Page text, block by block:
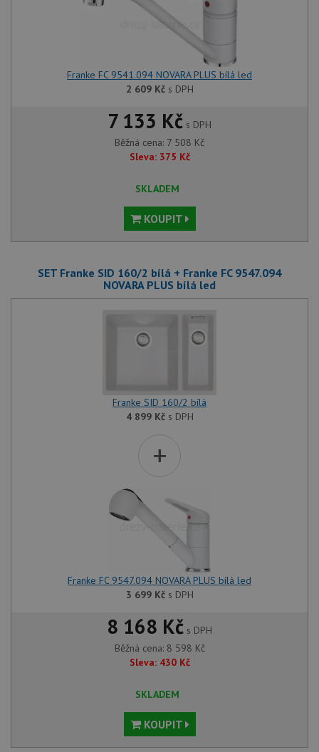
Franke FC 9541.094 NOVARA PLUS bílá led
2 609 Kčs DPH
7 133 Kč s DPH
Běžná cena: 7 508 Kč
Sleva: 375 Kč
SKLADEM
KOUPIT
SET Franke SID 160/2 bílá + Franke FC 9547.094
NOVARA PLUS bílá led
Franke SID 160/2 bílá
4 899 Kčs DPH
+
Franke FC 9547.094 NOVARA PLUS bílá led
3 699 Kčs DPH
8 168 Kč s DPH
Běžná cena: 8 598 Kč
Sleva: 430 Kč
SKLADEM
KOUPIT